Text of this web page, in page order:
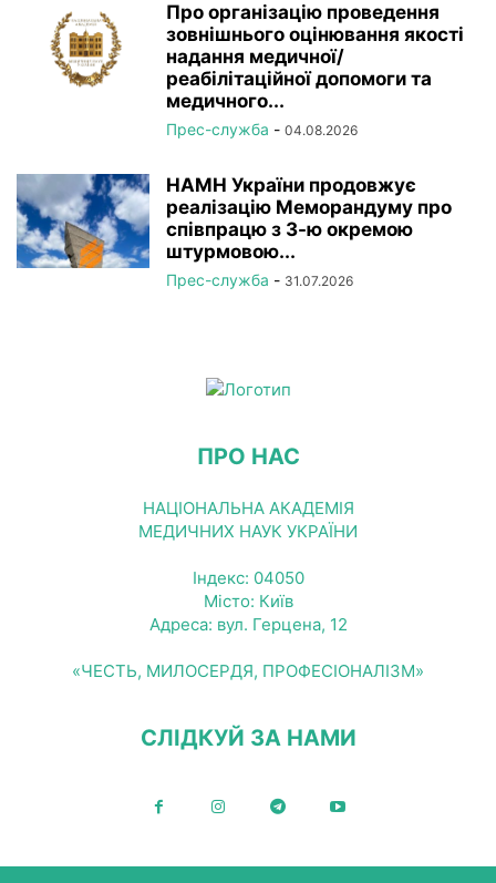
Про організацію проведення
зовнішнього оцінювання якості
надання медичної/
реабілітаційної допомоги та
медичного...
Прес-служба - 04.08.2026
НАМН України продовжує
реалізацію Меморандуму про
співпрацю з 3-ю окремою
штурмовою...
Прес-служба - 31.07.2026
ПРО НАС
НАЦІОНАЛЬНА АКАДЕМІЯ
МЕДИЧНИХ НАУК УКРАЇНИ
Індекс: 04050
Місто: Київ
Адреса: вул. Герцена, 12
«ЧЕСТЬ, МИЛОСЕРДЯ, ПРОФЕСІОНАЛІЗМ»
СЛІДКУЙ ЗА НАМИ